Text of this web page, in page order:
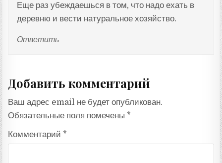
Еще раз убеждаешься в том, что надо ехать в
деревню и вести натуральное хозяйство.
Ответить
Добавить комментарий
Ваш адрес email не будет опубликован.
Обязательные поля помечены *
Комментарий *